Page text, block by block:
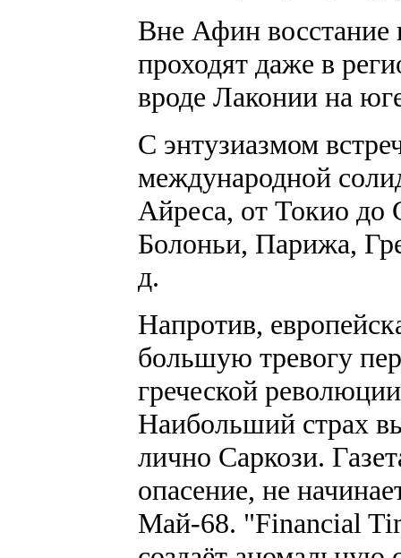
Вне Афин восстание
проходят даже в
вроде Лаконии на
С энтузиазмом
международной
Айреса, от Токио
Болоньи, Парижа,
д.
Напротив,
большую тревогу
греческой
Наибольший страх
лично Саркози.
опасение, не
Май-68. "Financial